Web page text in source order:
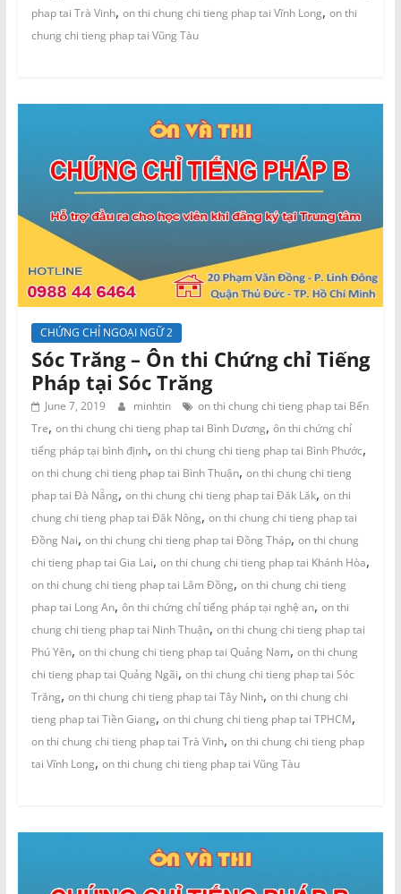
phap tai Trà Vinh, on thi chung chi tieng phap tai Vĩnh Long, on thi
chung chi tieng phap tai Vũng Tàu
CHỨNG CHỈ NGOẠI NGỮ 2
Sóc Trăng – Ôn thi Chứng chỉ Tiếng
Pháp tại Sóc Trăng
June 7, 2019 minhtin
on thi chung chi tieng phap tai Bến
Tre, on thi chung chi tieng phap tai Bình Dương, ôn thi chứng chỉ
tiếng pháp tại bình định, on thi chung chi tieng phap tai Bình Phước,
on thi chung chi tieng phap tai Bình Thuận, on thi chung chi tieng
phap tai Đà Nẵng, on thi chung chi tieng phap tai Đăk Lăk, on thi
chung chi tieng phap tai Đăk Nông, on thi chung chi tieng phap tai
Đồng Nai, on thi chung chi tieng phap tai Đồng Tháp, on thi chung
chi tieng phap tai Gia Lai, on thi chung chi tieng phap tai Khánh Hòa,
on thi chung chi tieng phap tai Lâm Đồng, on thi chung chi tieng
phap tai Long An, ôn thi chứng chỉ tiếng pháp tại nghệ an, on thi
chung chi tieng phap tai Ninh Thuận, on thi chung chi tieng phap tai
Phú Yên, on thi chung chi tieng phap tai Quảng Nam, on thi chung
chi tieng phap tai Quảng Ngãi, on thi chung chi tieng phap tai Sóc
Trăng, on thi chung chi tieng phap tai Tây Ninh, on thi chung chi
tieng phap tai Tiền Giang, on thi chung chi tieng phap tai TPHCM,
on thi chung chi tieng phap tai Trà Vinh, on thi chung chi tieng phap
tai Vĩnh Long, on thi chung chi tieng phap tai Vũng Tàu